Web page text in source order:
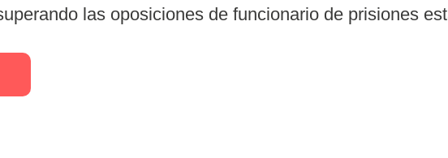
las oposiciones de funcionario de prisiones